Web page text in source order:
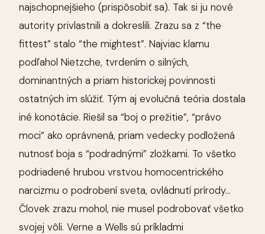
najschopnejšieho (prispôsobiť sa). Tak si ju nové
autority privlastnili a dokreslili. Zrazu sa z “the
fittest” stalo “the mightest”. Najviac klamu
podľahol Nietzche, tvrdením o silných,
dominantných a priam historickej povinnosti
ostatných im slúžiť. Tým aj evolučná teória dostala
iné konotácie. Riešil sa “boj o prežitie”, “právo
moci” ako oprávnená, priam vedecky podložená
nutnosť boja s “podradnými” zložkami. To všetko
podriadené hrubou vrstvou homocentrického
narcizmu o podrobení sveta, ovládnutí prírody…
Človek zrazu mohol, nie musel podrobovať všetko
svojej vôli. Verne a Wells sú príkladmi